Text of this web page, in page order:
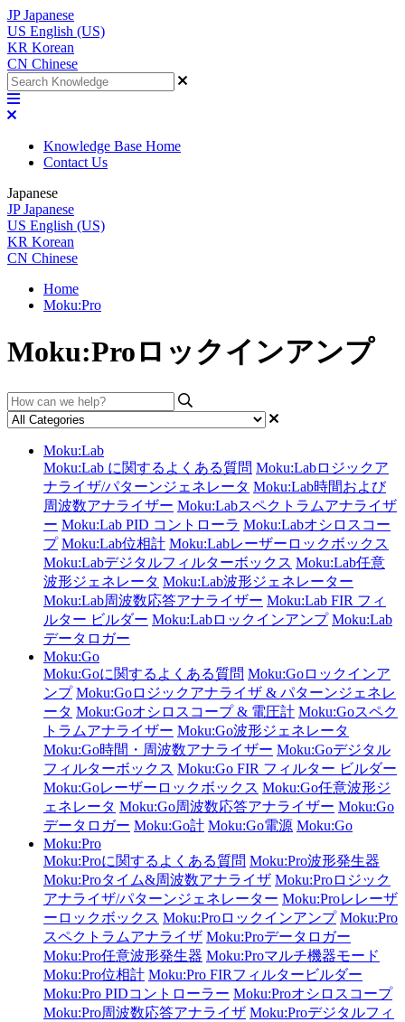
JP Japanese
US English (US)
KR Korean
CN Chinese
Knowledge Base Home
Contact Us
Japanese
JP Japanese
US English (US)
KR Korean
CN Chinese
Home
Moku:Pro
Moku:Proロックインアンプ
Moku:Lab
Moku:Lab に関するよくある質問 Moku:Labロジックア
ナライザ/パターンジェネレータ Moku:Lab時間および
周波数アナライザー Moku:Labスペクトラムアナライザ
ー Moku:Lab PID コントローラ Moku:Labオシロスコー
プ Moku:Lab位相計 Moku:Labレーザーロックボックス
Moku:Labデジタルフィルターボックス Moku:Lab任意
波形ジェネレータ Moku:Lab波形ジェネレーター
Moku:Lab周波数応答アナライザー Moku:Lab FIR フィ
ルター ビルダー Moku:Labロックインアンプ Moku:Lab
データロガー
Moku:Go
Moku:Goに関するよくある質問 Moku:Goロックインア
ンプ Moku:Goロジックアナライザ & パターンジェネレ
ータ Moku:Goオシロスコープ & 電圧計 Moku:Goスペク
トラムアナライザー Moku:Go波形ジェネレータ
Moku:Go時間・周波数アナライザー Moku:Goデジタル
フィルターボックス Moku:Go FIR フィルター ビルダー
Moku:Goレーザーロックボックス Moku:Go任意波形ジ
ェネレータ Moku:Go周波数応答アナライザー Moku:Go
データロガー Moku:Go計 Moku:Go電源 Moku:Go
Moku:Pro
Moku:Proに関するよくある質問 Moku:Pro波形発生器
Moku:Proタイム&周波数アナライザ Moku:Proロジック
アナライザ/パターンジェネレーター Moku:Proレレーザ
ーロックボックス Moku:Proロックインアンプ Moku:Pro
スペクトラムアナライザ Moku:Proデータロガー
Moku:Pro任意波形発生器 Moku:Proマルチ機器モード
Moku:Pro位相計 Moku:Pro FIRフィルタービルダー
Moku:Pro PIDコントローラー Moku:Proオシロスコープ
Moku:Pro周波数応答アナライザ Moku:Proデジタルフィ